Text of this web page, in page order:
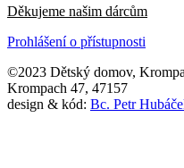
Děkujeme našim dárcům
Prohlášení o přístupnosti
©2023 Dětský domov,
Krompach 47, 47157
design & kód: Bc. Petr